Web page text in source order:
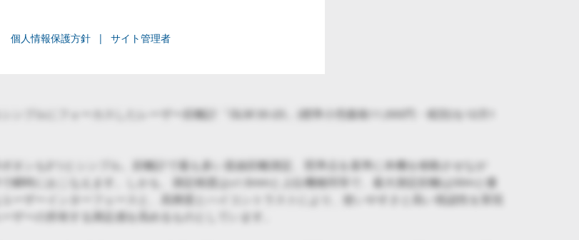
ンプルにフォーカスしたレーザー距離計「GLM 30-23」(標準小売価格11,000円・税別)を12月1
タンも2つとシンプル。距離計で最も多い直線距離測定、照準点を基準に本機を移動させなが
瞬時におこなえます。しかも、測定精度は±1.5mmと上位機種同等で、最大測定距離は30mと優
ーザーインターフェースと、高輝度とハイコントラストにより、使いやすさと高い視認性を実現
ザーの所有する満足感を高めるものとしています。
個人情報保護方針 サイト管理者